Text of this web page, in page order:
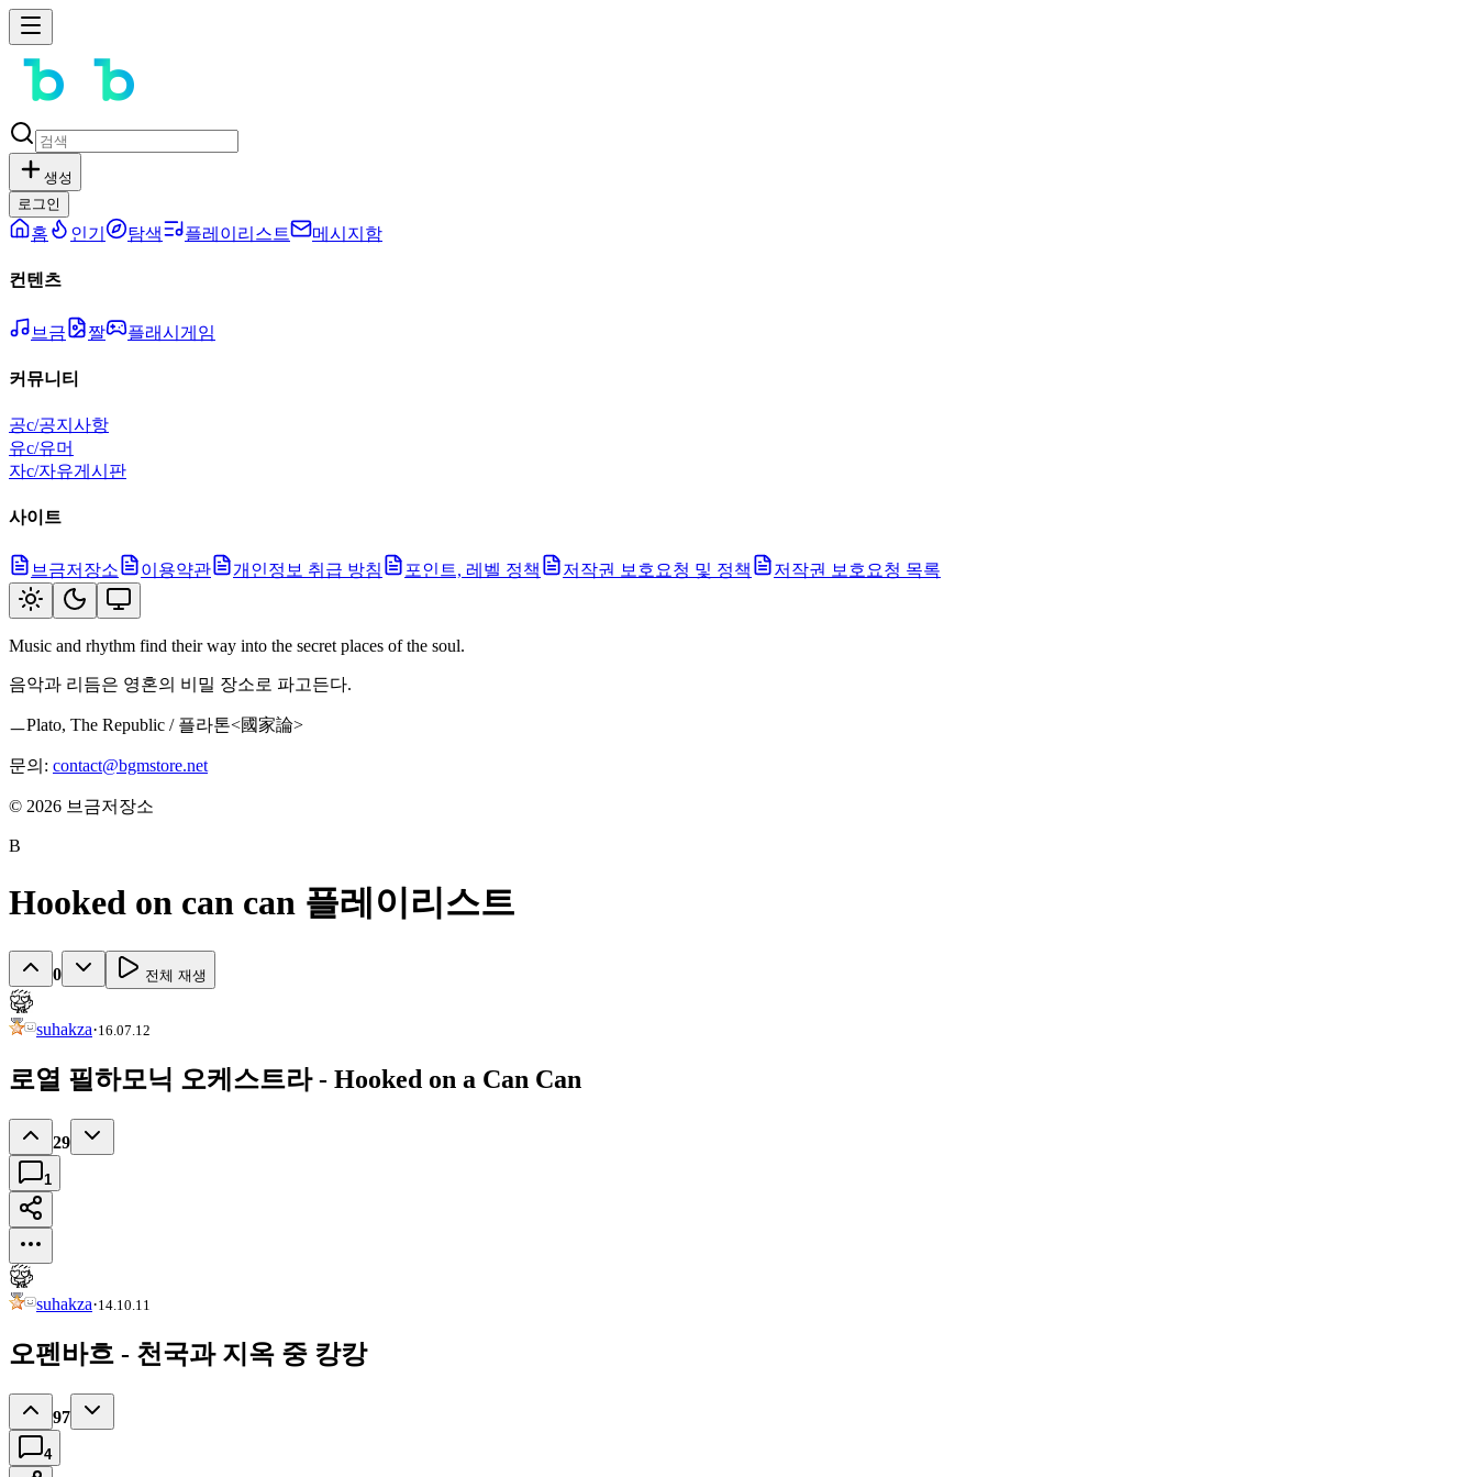
생성
로그인
홈 인기 탐색 플레이리스트 메시지함
컨텐츠
브금 짤 플래시게임
커뮤니티
공c/공지사항
유c/유머
자c/자유게시판
사이트
브금저장소 이용약관 개인정보 취급 방침 포인트, 레벨 정책 저작권 보호요청 및 정책 저작권 보호요청 목록
Music and rhythm find their way into the secret places of the soul.
음악과 리듬은 영혼의 비밀 장소로 파고든다.
ㅡPlato, The Republic / 플라톤<國家論>
문의: contact@bgmstore.net
© 2026 브금저장소
B
Hooked on can can 플레이리스트
0 전체 재생
suhakza·16.07.12
로열 필하모닉 오케스트라 - Hooked on a Can Can
29
1
suhakza·14.10.11
오펜바흐 - 천국과 지옥 중 캉캉
97
4